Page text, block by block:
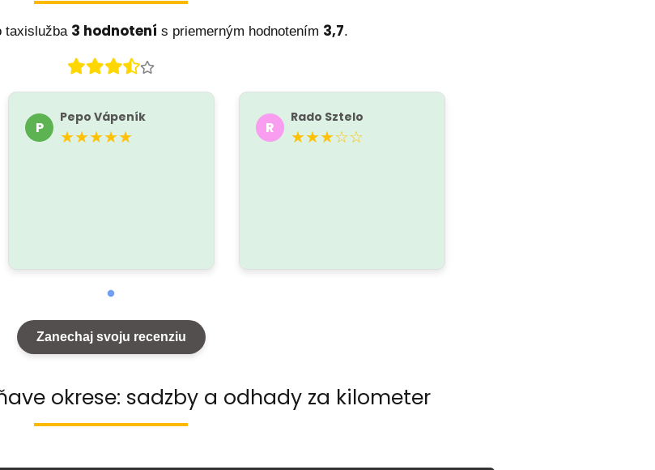
taxislužba 3 hodnotení s priemerným hodnotením 3,7.
P
Pepo Vápeník
★★★★★ R
Rado Sztelo
★★★☆☆
Zanechaj svoju recenziu
okrese: sadzby a odhady za kilometer